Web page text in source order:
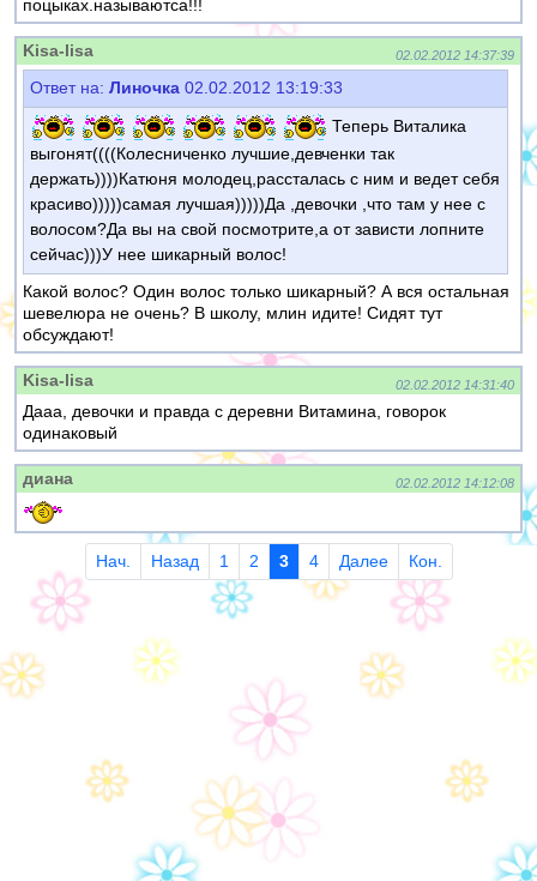
поцыках.называютса!!!
Kisa-lisa 02.02.2012 14:37:39
Ответ на: Линочка 02.02.2012 13:19:33
Теперь Виталика
выгонят((((Колесниченко лучшие,девченки так
держать))))Катюня молодец,рассталась с ним и ведет себя
красиво)))))самая лучшая)))))Да ,девочки ,что там у нее с
волосом?Да вы на свой посмотрите,а от зависти лопните
сейчас)))У нее шикарный волос!
Какой волос? Один волос только шикарный? А вся остальная
шевелюра не очень? В школу, млин идите! Сидят тут
обсуждают!
Kisa-lisa 02.02.2012 14:31:40
Дааа, девочки и правда с деревни Витамина, говорок
одинаковый
диана 02.02.2012 14:12:08
Нач. Назад 1 2 3 4 Далее Кон.